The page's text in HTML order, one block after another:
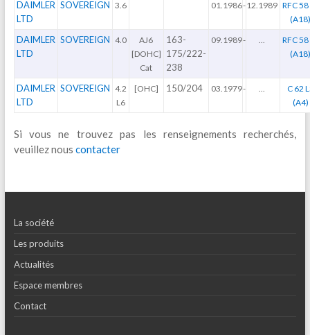
DAIMLER
LTD
SOVEREIGN 3.6 01.1986-12.1989 RFC 58
DAIMLER
LTD
SOVEREIGN 4.0
AJ6
[DOHC]
Cat
163-
175/222-
238
09.1989-
RFC 58
DAIMLER
LTD
SOVEREIGN 4.2
L6
[OHC] 150/204 03.1979-
C 62
(A4)
Si vous ne trouvez pas les renseignements recherchés,
veuillez nous contacter
La société
Les produits
Actualités
Espace membres
Contact